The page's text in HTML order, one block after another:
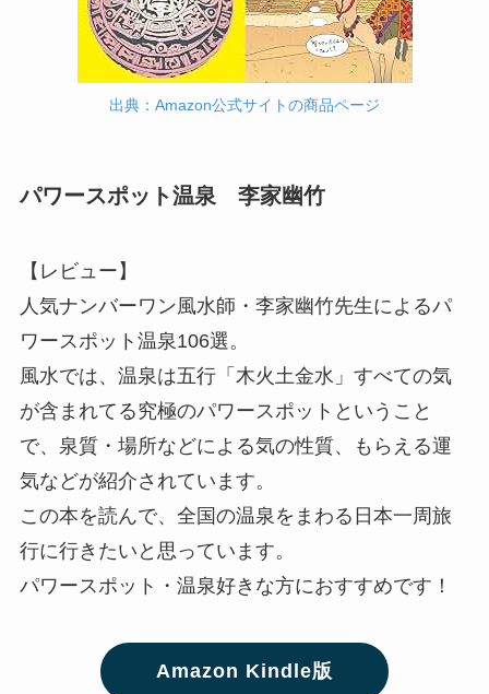
出典：Amazon公式サイトの商品ページ
パワースポット温泉 李家幽竹
【レビュー】
人気ナンバーワン風水師・李家幽竹先生によるパ
ワースポット温泉106選。
風水では、温泉は五行「木火土金水」すべての気
が含まれてる究極のパワースポットということ
で、泉質・場所などによる気の性質、もらえる運
気などが紹介されています。
この本を読んで、全国の温泉をまわる日本一周旅
行に行きたいと思っています。
パワースポット・温泉好きな方におすすめです！
Amazon Kindle版